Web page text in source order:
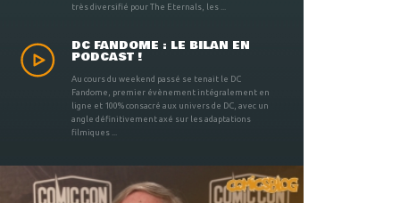
très diversifié pour The Eternals, les ...
DC FANDOME : LE BILAN EN
PODCAST !
Au cours du weekend passé se tenait le DC
Fandome, premier évènement intégralement en
ligne et 100% consacré aux univers de DC, avec un
angle définitivement axé sur les adaptations
filmiques ...